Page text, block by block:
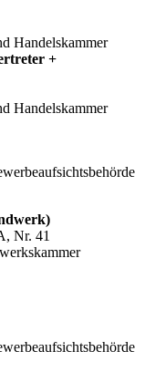
Handelskammer
+
Handelskammer
Nr. 41